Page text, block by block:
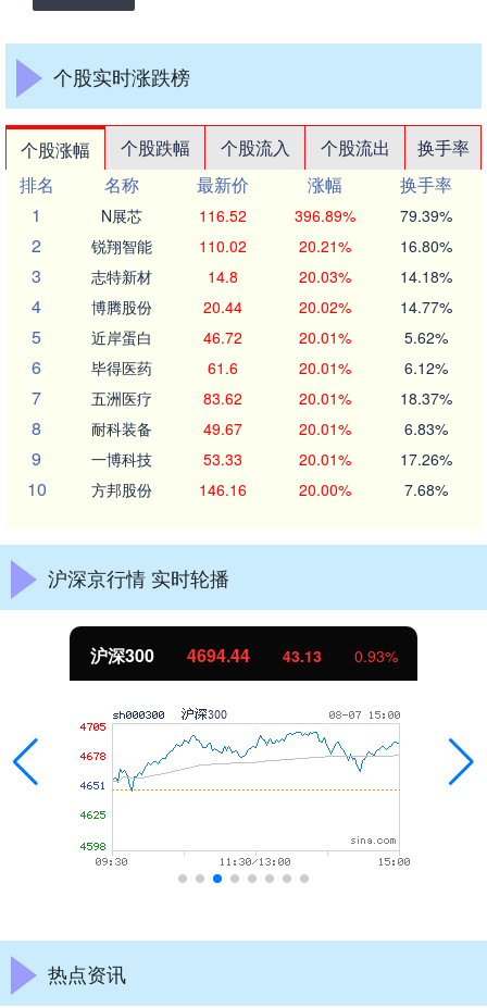
个股实时涨跌榜
个股涨幅 个股跌幅 个股流入 个股流出
换手率
排名
名称 最新价 涨幅
换手率
1
N展芯 116.52 396.89% 79.39%
2 锐翔智能 110.02 20.21% 16.80%
3 志特新材 14.8 20.03% 14.18%
4 博腾股份 20.44 20.02% 14.77%
5 近岸蛋白 46.72 20.01% 5.62%
6 毕得医药 61.6 20.01% 6.12%
7 五洲医疗 83.62 20.01% 18.37%
8 耐科装备 49.67 20.01% 6.83%
9 一博科技 53.33 20.01% 17.26%
10 方邦股份 146.16 20.00% 7.68%
沪深京行情 实时轮播
沪深300 4694.44 43.13 0.93%
热点资讯